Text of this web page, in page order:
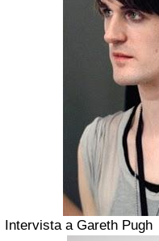
Intervista a Gareth Pugh